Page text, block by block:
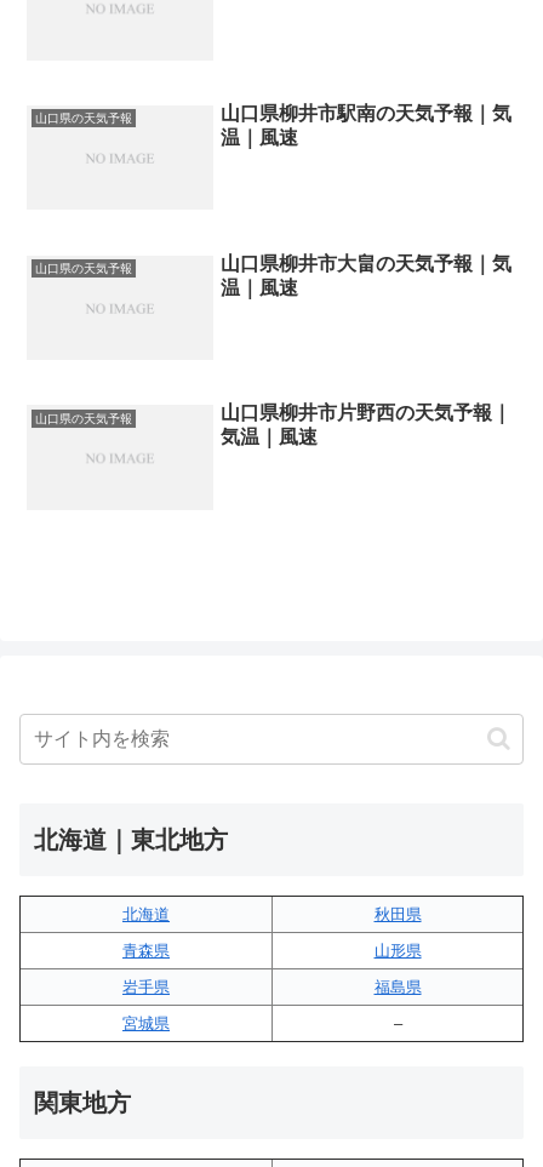
山口県の天気予報
山口県柳井市駅南の天気予報｜気
温｜風速
山口県の天気予報
山口県柳井市大畠の天気予報｜気
温｜風速
山口県の天気予報
山口県柳井市片野西の天気予報｜
気温｜風速
北海道｜東北地方
北海道
秋田県
青森県
山形県
岩手県
福島県
宮城県
–
関東地方